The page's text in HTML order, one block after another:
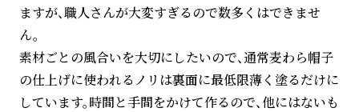
ますが、職人さんが大変すぎるので数多くはできませ
ん。
素材ごとの風合いを大切にしたいので、通常麦わら帽子
の仕上げに使われるノリは裏面に最低限薄く塗るだけに
しています。時間と手間をかけて作るので、他にはないも